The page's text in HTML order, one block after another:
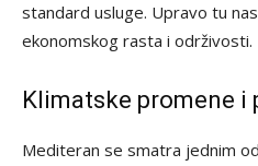
standard usluge. Upravo tu
ekonomskog rasta i održivosti.
Klimatske promene i
Mediteran se smatra jednim